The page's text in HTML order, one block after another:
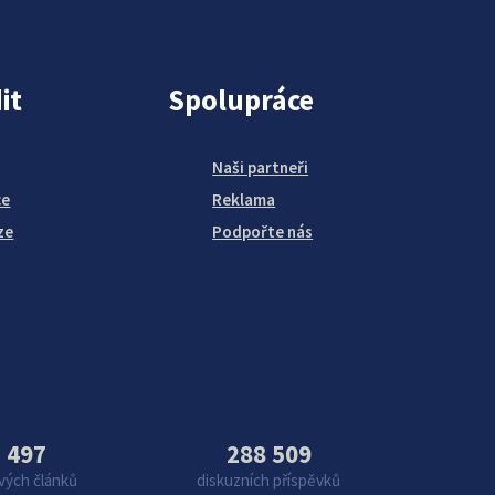
Spolupráce
Naši partneři
Reklama
Podpořte nás
497
článků
288 509
diskuzních příspěvků